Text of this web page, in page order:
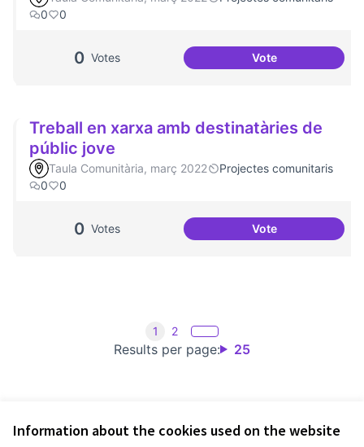
Information about the cookies used on the website
0
0
0 Votes VoteProjecte
Treball en xarxa amb destinatàries de
públic jove
Taula Comunitària, març 2022
Projectes comunitaris
0
0
0 Votes VoteTreball en xarxa
Results per page: 25
1 2